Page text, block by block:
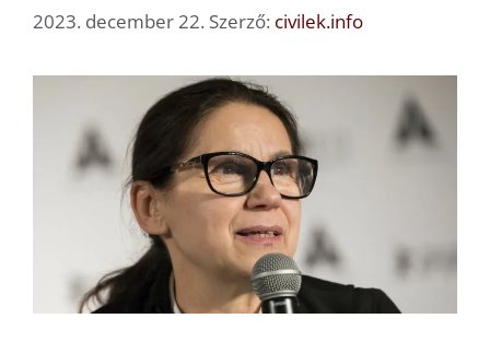
2023. december 22. Szerző: civilek.info